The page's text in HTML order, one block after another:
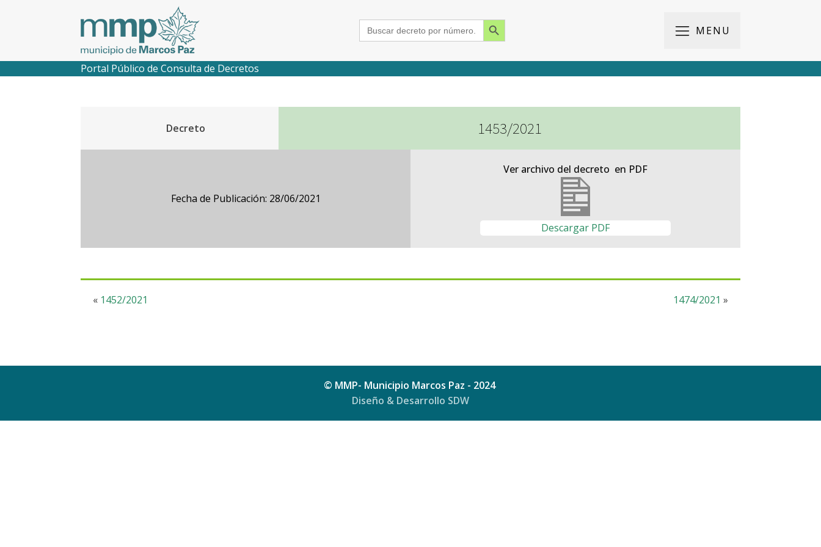
Search
for:
Search Button
MENU
2018
2017
2016
2015
Portal Público de Consulta de Decretos
Decreto 1453/2021
Fecha de Publicación: 28/06/2021
Ver archivo del decreto en PDF
Descargar PDF
« 1452/2021 1474/2021 »
© MMP- Municipio Marcos Paz - 2024
Diseño & Desarrollo SDW